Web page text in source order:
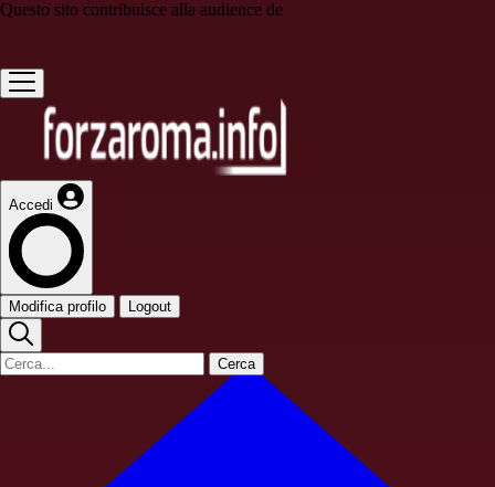
Questo sito contribuisce alla audience de
Accedi
Modifica profilo Logout
Cerca